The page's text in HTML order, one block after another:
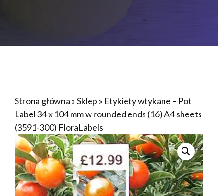
Strona główna »Sklep » Etykiety wtykane – Pot
Label 34 x 104 mm w rounded ends (16) A4 sheets
(3591-300) FloraLabels